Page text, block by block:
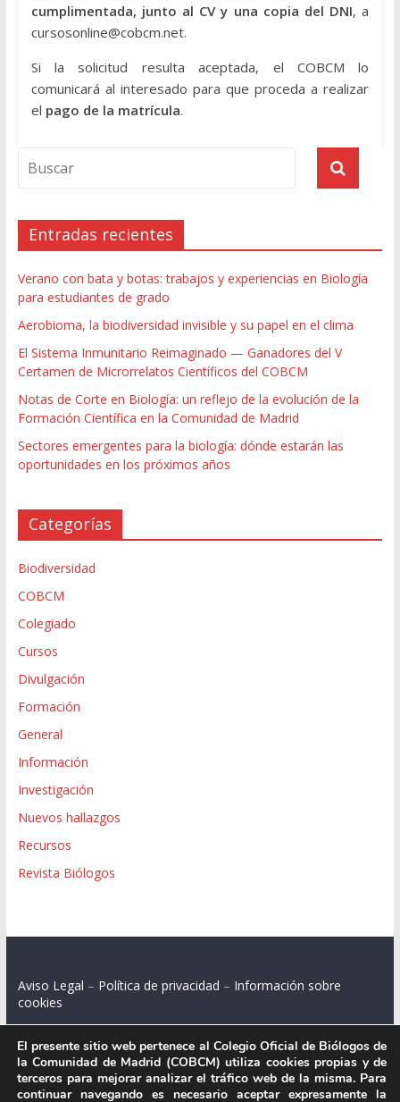
cumplimentada, junto al CV y una copia del DNI, a
cursosonline@cobcm.net.
Si la solicitud resulta aceptada, el COBCM lo
comunicará al interesado para que proceda a realizar
el pago de la matrícula.
Entradas recientes
Verano con bata y botas: trabajos y experiencias en Biología
para estudiantes de grado
Aerobioma, la biodiversidad invisible y su papel en el clima
El Sistema Inmunitario Reimaginado — Ganadores del V
Certamen de Microrrelatos Científicos del COBCM
Notas de Corte en Biología: un reflejo de la evolución de la
Formación Científica en la Comunidad de Madrid
Sectores emergentes para la biología: dónde estarán las
oportunidades en los próximos años
Categorías
Biodiversidad
COBCM
Colegiado
Cursos
Divulgación
Formación
General
Información
Investigación
Nuevos hallazgos
Recursos
Revista Biólogos
Aviso Legal – Política de privacidad – Información sobre
cookies
Colegio Oficial de Biólogos de la Comunidad de Madrid.
El presente sitio web pertenece al Colegio Oficial de Biólogos de
la Comunidad de Madrid (COBCM) utiliza cookies propias y de
terceros para mejorar analizar el tráfico web de la misma. Para
continuar navegando es necesario aceptar expresamente la